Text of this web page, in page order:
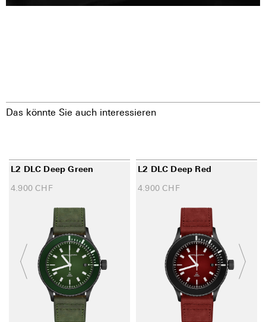
Das könnte Sie auch interessieren
L2 DLC Deep Green
4.900 CHF
L2 DLC Deep Red
4.900 CHF